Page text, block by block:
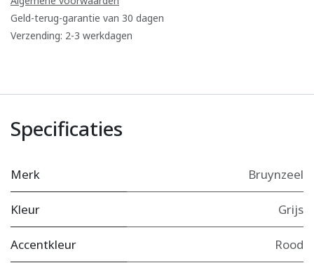
Geld-terug-garantie van 30 dagen
Verzending: 2-3 werkdagen
Specificaties
Merk Bruynzeel
Kleur Grijs
Accentkleur Rood